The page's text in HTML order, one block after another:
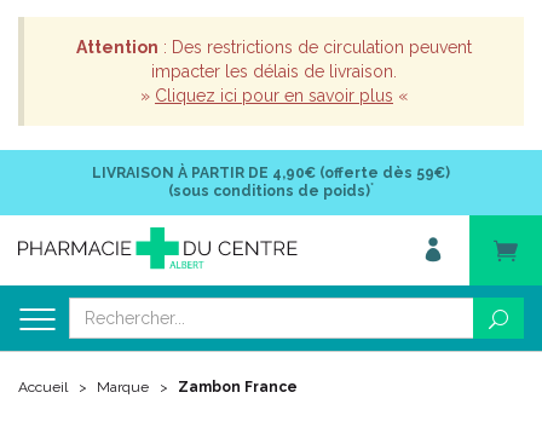
Attention : Des restrictions de circulation peuvent
impacter les délais de livraison.
» Cliquez ici pour en savoir plus «
LIVRAISON À PARTIR DE 4,90€ (offerte dès 59€)
(sous conditions de poids)*
Accueil Marque Zambon France